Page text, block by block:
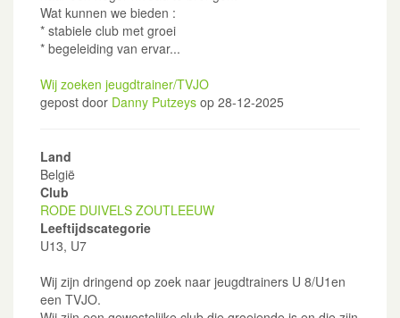
Wat kunnen we bieden :
* stabiele club met groei
* begeleiding van ervar...
Wij zoeken jeugdtrainer/TVJO
gepost door Danny Putzeys op 28-12-2025
Land
België
Club
RODE DUIVELS ZOUTLEEUW
Leeftijdscategorie
U13, U7
Wij zijn dringend op zoek naar jeugdtrainers U 8/U1en
een TVJO.